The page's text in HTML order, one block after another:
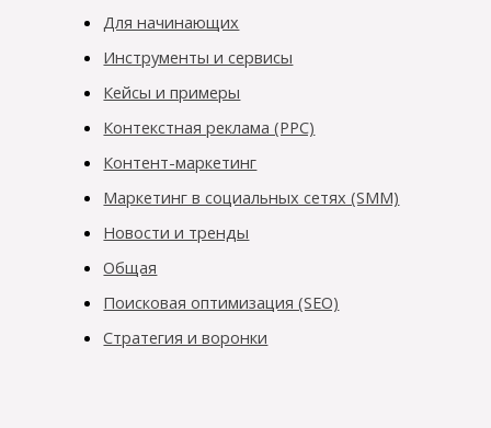
Для начинающих
Инструменты и сервисы
Кейсы и примеры
Контекстная реклама (PPC)
Контент-маркетинг
Маркетинг в социальных сетях (SMM)
Новости и тренды
Общая
Поисковая оптимизация (SEO)
Стратегия и воронки